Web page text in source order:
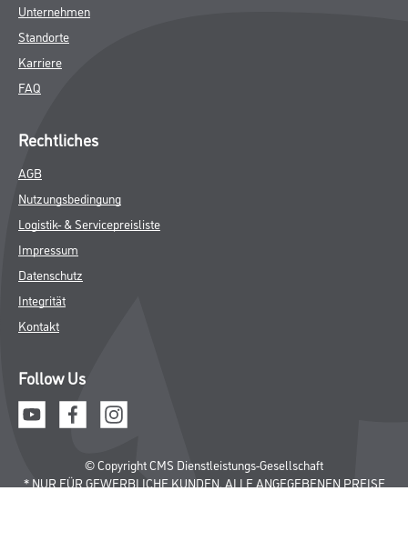
Unternehmen
Standorte
Karriere
FAQ
Rechtliches
AGB
Nutzungsbedingung
Logistik- & Servicepreisliste
Impressum
Datenschutz
Integrität
Kontakt
Follow Us
© Copyright CMS Dienstleistungs-Gesellschaft
* NUR FÜR GEWERBLICHE KUNDEN. ALLE ANGEGEBENEN PREISE